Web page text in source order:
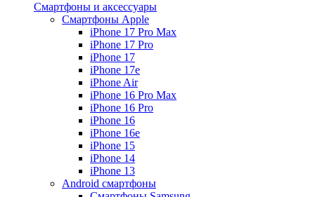
Смартфоны и аксессуары
Смартфоны Apple
iPhone 17 Pro Max
iPhone 17 Pro
iPhone 17
iPhone 17e
iPhone Air
iPhone 16 Pro Max
iPhone 16 Pro
iPhone 16
iPhone 16e
iPhone 15
iPhone 14
iPhone 13
Android cмартфоны